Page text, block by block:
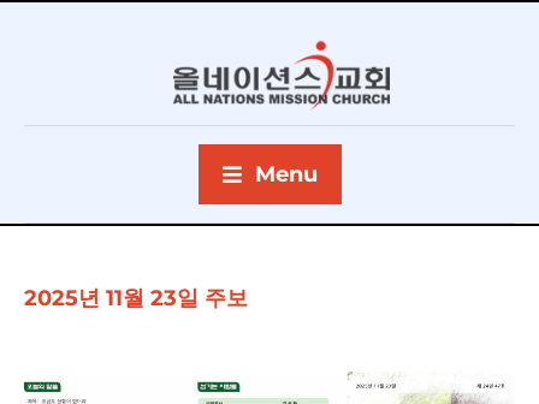
Menu
2025년 11월 23일 주보